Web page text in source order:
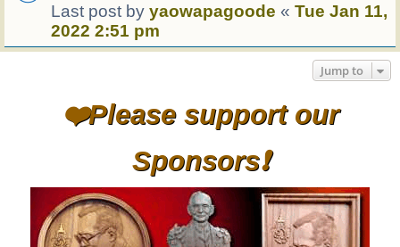
Last post by yaowapagoode « Tue Jan 11,
2022 2:51 pm
Jump to
❤️Please support our
Sponsors❗